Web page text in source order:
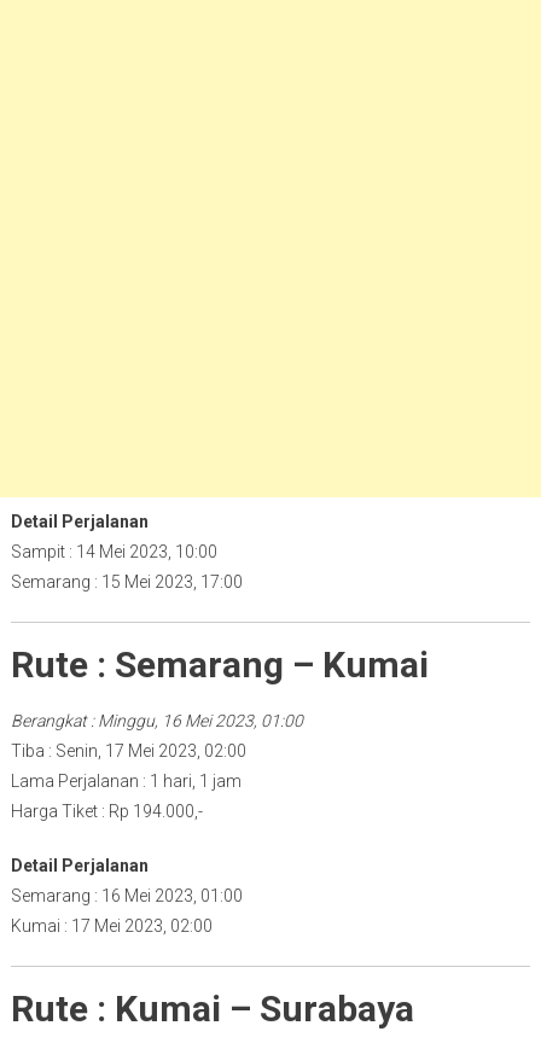
Detail Perjalanan
Sampit : 14 Mei 2023, 10:00
Semarang : 15 Mei 2023, 17:00
Rute : Semarang – Kumai
Berangkat : Minggu, 16 Mei 2023, 01:00
Tiba : Senin, 17 Mei 2023, 02:00
Lama Perjalanan : 1 hari, 1 jam
Harga Tiket : Rp 194.000,-
Detail Perjalanan
Semarang : 16 Mei 2023, 01:00
Kumai : 17 Mei 2023, 02:00
Rute : Kumai – Surabaya